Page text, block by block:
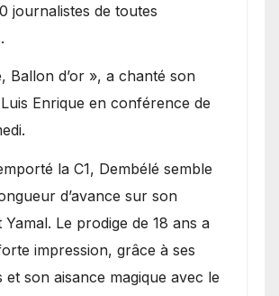
journalistes de toutes
Ballon d’or », a chanté son
Enrique en conférence de
la C1, Dembélé semble
d’avance sur son
Le prodige de 18 ans a
impression, grâce à ses
et son aisance magique avec le